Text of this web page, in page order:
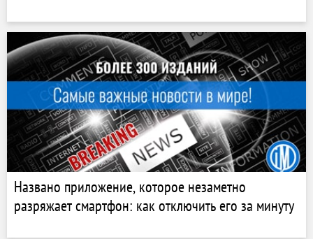
Названо приложение, которое незаметно
разряжает смартфон: как отключить его за минуту